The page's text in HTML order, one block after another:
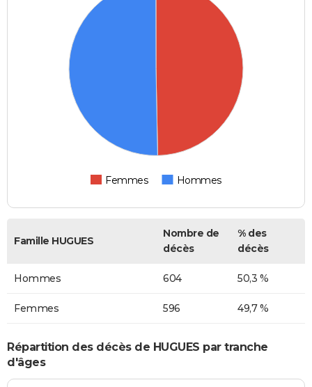
Femmes Hommes
Famille HUGUES
Nombre de
décès
% des
décès
Hommes 604 50,3 %
Femmes 596 49,7 %
Répartition des décès de HUGUES par tranche
d'âges